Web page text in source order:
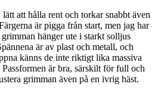
att hålla rent och torkar snabbt även
är pigga från start, men jag har
hänger ute i starkt solljus
är av plast och metall, och
känns de inte riktigt lika massiva
är bra, särskilt för full och
grimman även på en ivrig häst.